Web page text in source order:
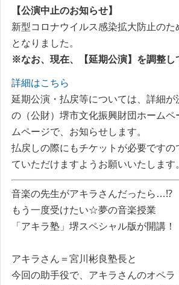
【公演中止のお知らせ】
新型コロナウイルス感染拡大防止のた
となりました。
※なお、現在、【延期公演】を調整し
詳細はこちら
延期公演・払戻等については、詳細が
の（公財）堺市文化振興財団ホームペ
ムページで、お知らせします。
払戻しの際にもチケットが必要ですの
ていただけますようお願いいたします
音楽の先生がアキラさんだったら…⁉
もう一度受けたい☆夢の音楽授業
「アキラ塾」堺スペシャル版が開講！
アキラさん＝宮川彬良塾長と
今回の助手役で、アキラさんのオペラ